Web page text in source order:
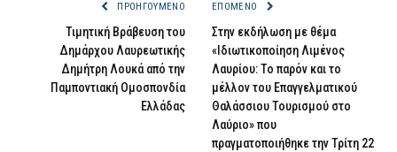
ΠΡΟΗΓΟΎΜΕΝΟ
Τιμητική Βράβευση του
Δημάρχου Λαυρεωτικής
Δημήτρη Λουκά από την
Παμποντιακή Ομοσπονδία
Ελλάδας
ΕΠΌΜΕΝΟ
Στην εκδήλωση με θέμα
«Ιδιωτικοποίηση Λιμένος
Λαυρίου: Το παρόν και το
μέλλον του Επαγγελματικού
Θαλάσσιου Τουρισμού στο
Λαύριο» που
πραγματοποιήθηκε την Τρίτη 22